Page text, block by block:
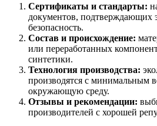
Сертификаты и стандарты:
документов, подтверждающих
безопасность.
Состав и происхождение:
или переработанных
синтетики.
Технология производства:
производятся с минимальным
окружающую среду.
Отзывы и рекомендации:
производителей с хорошей